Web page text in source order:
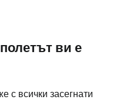
ви е
с всички засегнати